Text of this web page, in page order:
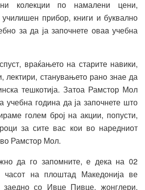
колекции по намалени цени,
прибор, книги и буквално
за да ја започнете оваa учебна
враќањето на старите навики,
лектири, станувањето рано знае да
тешкотија. Затоа Рамстор Мол
учебна година да ја започнете што
голем број на акции, попусти,
за сите вас кои во наредниот
Рамстор Мол.
да го запомните, е дека на 02
на плоштад Македонија ве
заедно со Ивце Пивце, жонглери,